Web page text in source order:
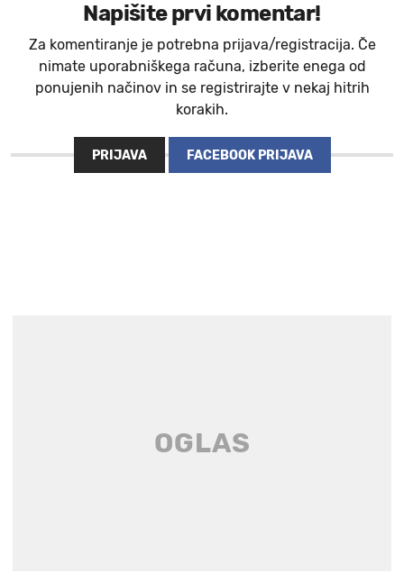
Napišite prvi komentar!
Za komentiranje je potrebna prijava/registracija. Če
nimate uporabniškega računa, izberite enega od
ponujenih načinov in se registrirajte v nekaj hitrih
korakih.
PRIJAVA FACEBOOK PRIJAVA